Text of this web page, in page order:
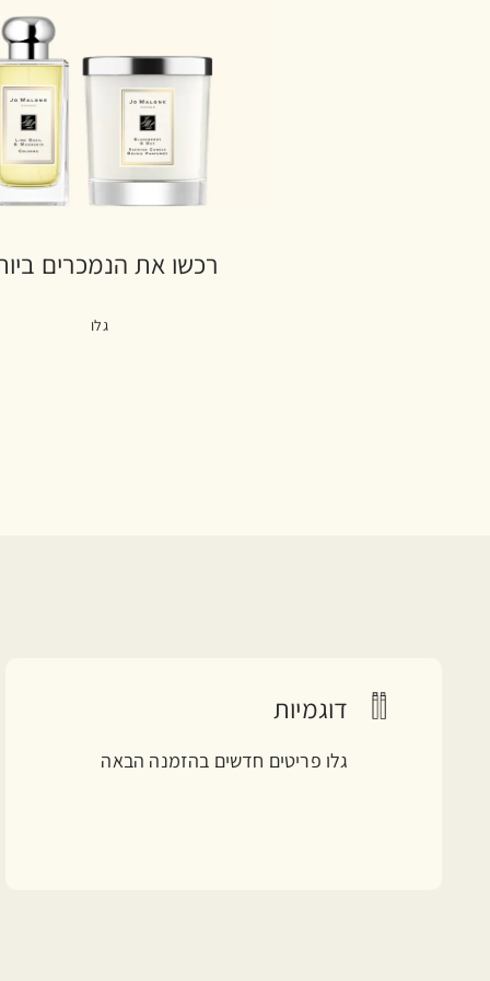
רכשו את הנמכרים
גלו
דוגמיות
גלו פריטים חדשים בהזמנה הבאה